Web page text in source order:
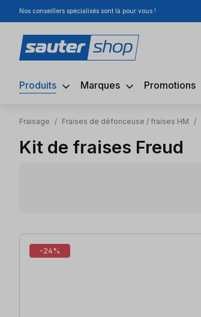
au contenu principal
Passer à la recherche
Passer à la navigation principale
Nos conseillers spécialisés sont là pour vous !
Produits Marques Promotions
Fraisage / Fraises de défonceuse / fraises HM /
Kit de fraises Freud
7 articles trouvés
-24%